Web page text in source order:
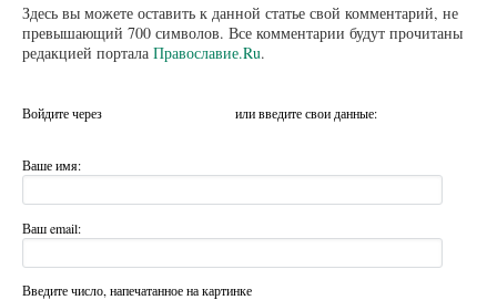
Здесь вы можете оставить к данной статье свой комментарий, не
превышающий 700 символов. Все комментарии будут прочитаны
редакцией портала Православие.Ru.
Войдите через или введите свои данные:
Ваше имя:
Ваш email:
Введите число, напечатанное на картинке